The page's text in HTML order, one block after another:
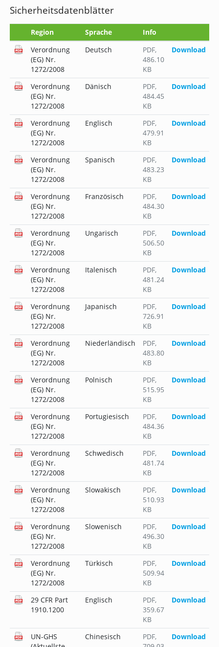
Sicherheitsdatenblätter
Region Sprache
Info
Verordnung
(EG) Nr.
1272/2008
Deutsch PDF,
486.10
KB
Download
Verordnung
(EG) Nr.
1272/2008
Dänisch PDF,
484.45
KB
Download
Verordnung
(EG) Nr.
1272/2008
Englisch PDF,
479.91
KB
Download
Verordnung
(EG) Nr.
1272/2008
Spanisch PDF,
483.23
KB
Download
Verordnung
(EG) Nr.
1272/2008
Französisch PDF,
484.30
KB
Download
Verordnung
(EG) Nr.
1272/2008
Ungarisch PDF,
506.50
KB
Download
Verordnung
(EG) Nr.
1272/2008
Italenisch PDF,
481.24
KB
Download
Verordnung
(EG) Nr.
1272/2008
Japanisch PDF,
726.91
KB
Download
Verordnung
(EG) Nr.
1272/2008
Niederländisch PDF,
483.80
KB
Download
Verordnung
(EG) Nr.
1272/2008
Polnisch PDF,
515.95
KB
Download
Verordnung
(EG) Nr.
1272/2008
Portugiesisch PDF,
484.36
KB
Download
Verordnung
(EG) Nr.
1272/2008
Schwedisch PDF,
481.74
KB
Download
Verordnung
(EG) Nr.
1272/2008
Slowakisch PDF,
510.93
KB
Download
Verordnung
(EG) Nr.
1272/2008
Slowenisch PDF,
496.30
KB
Download
Verordnung
(EG) Nr.
1272/2008
Türkisch PDF,
509.94
KB
Download
29 CFR Part
1910.1200
Englisch PDF,
359.67
KB
Download
UN-GHS
Chinesisch PDF,
Download